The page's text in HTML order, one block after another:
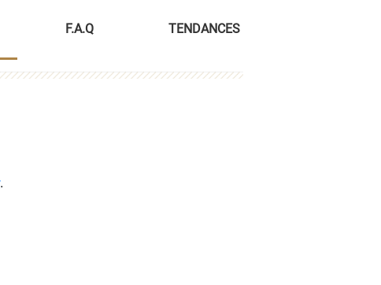
F.A.Q TENDANCES
.